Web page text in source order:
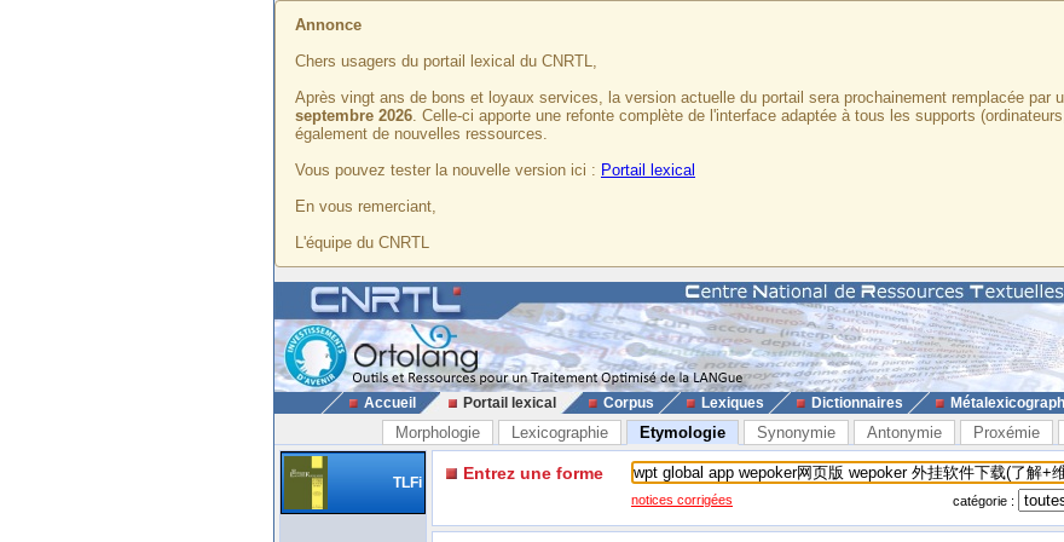
Annonce
Chers usagers du portail lexical du CNRTL,
Après vingt ans de bons et loyaux services, la version actuelle du portail sera prochainement remplacée par
septembre 2026. Celle-ci apporte une refonte complète de l'interface adaptée à tous les supports
également de nouvelles ressources.
Vous pouvez tester la nouvelle version ici : Portail lexical
En vous remerciant,
L'équipe du CNRTL
Accueil Portail lexical Corpus Lexiques Dictionnaires
Morphologie Lexicographie Etymologie Synonymie Antonymie Proxémie
TLFi Entrez une forme
notices corrigées catégorie :